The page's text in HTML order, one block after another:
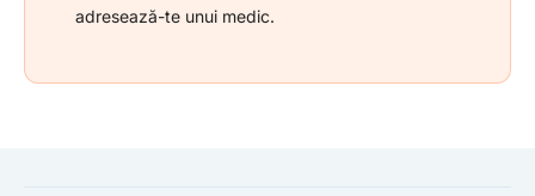
adresează-te unui medic.